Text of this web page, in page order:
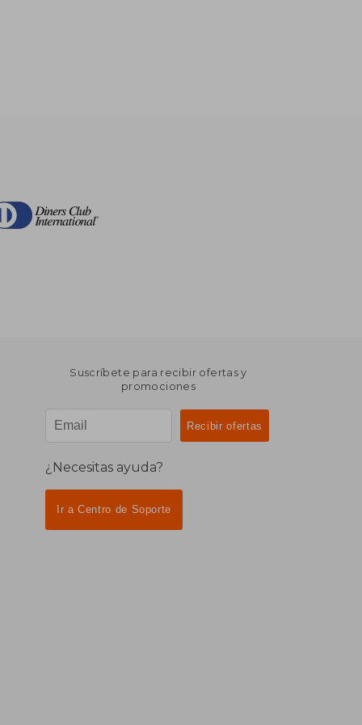
Suscríbete para recibir ofertas y
promociones
¿Necesitas ayuda?
Ir a Centro de Soporte